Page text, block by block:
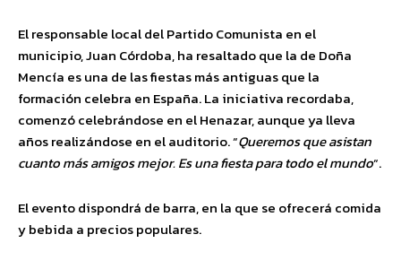
El responsable local del Partido Comunista en el
municipio, Juan Córdoba, ha resaltado que la de Doña
Mencía es una de las fiestas más antiguas que la
formación celebra en España. La iniciativa recordaba,
comenzó celebrándose en el Henazar, aunque ya lleva
años realizándose en el auditorio. “Queremos que asistan
cuanto más amigos mejor. Es una fiesta para todo el mundo“.
El evento dispondrá de barra, en la que se ofrecerá comida
y bebida a precios populares.